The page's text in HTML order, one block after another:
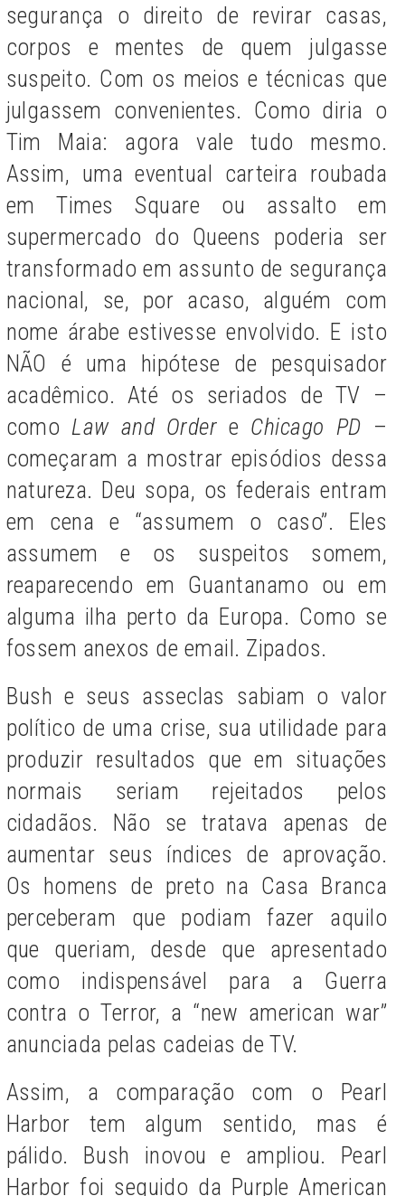
segurança o direito de revirar casas,
corpos e mentes de quem julgasse
suspeito. Com os meios e técnicas que
julgassem convenientes. Como diria o
Tim Maia: agora vale tudo mesmo.
Assim, uma eventual carteira roubada
em Times Square ou assalto em
supermercado do Queens poderia ser
transformado em assunto de segurança
nacional, se, por acaso, alguém com
nome árabe estivesse envolvido. E isto
NÃO é uma hipótese de pesquisador
acadêmico. Até os seriados de TV –
como Law and Order e Chicago PD –
começaram a mostrar episódios dessa
natureza. Deu sopa, os federais entram
em cena e “assumem o caso”. Eles
assumem e os suspeitos somem,
reaparecendo em Guantanamo ou em
alguma ilha perto da Europa. Como se
fossem anexos de email. Zipados.
Bush e seus asseclas sabiam o valor
político de uma crise, sua utilidade para
produzir resultados que em situações
normais seriam rejeitados pelos
cidadãos. Não se tratava apenas de
aumentar seus índices de aprovação.
Os homens de preto na Casa Branca
perceberam que podiam fazer aquilo
que queriam, desde que apresentado
como indispensável para a Guerra
contra o Terror, a “new american war”
anunciada pelas cadeias de TV.
Assim, a comparação com o Pearl
Harbor tem algum sentido, mas é
pálido. Bush inovou e ampliou. Pearl
Harbor foi seguido da Purple American